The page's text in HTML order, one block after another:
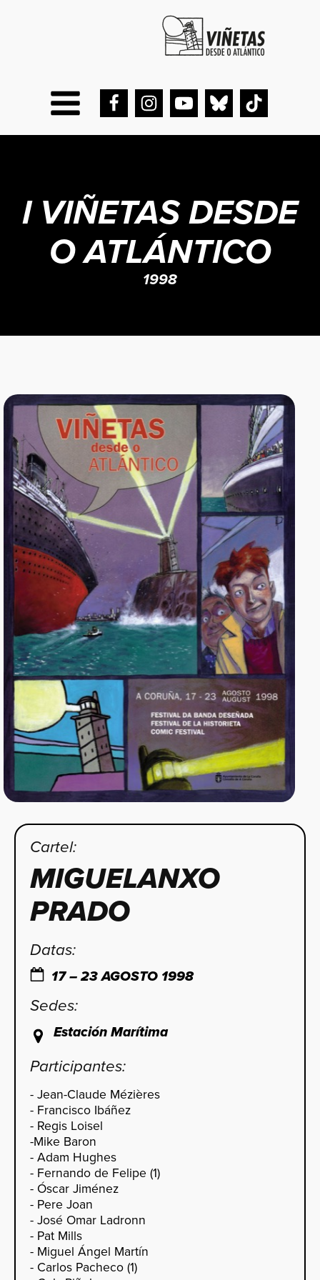
I VIÑETAS DESDE
O ATLÁNTICO
1998
Cartel:
MIGUELANXO
PRADO
Datas:
17 – 23 AGOSTO 1998
Sedes:
Estación Marítima
Participantes:
- Jean-Claude Mézières
- Francisco Ibáñez
- Regis Loisel
-Mike Baron
- Adam Hughes
- Fernando de Felipe (1)
- Óscar Jiménez
- Pere Joan
- José Omar Ladronn
- Pat Mills
- Miguel Ángel Martín
- Carlos Pacheco (1)